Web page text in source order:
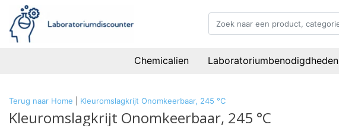
Chemicalien Laboratoriumbenodigdheden
Terug naar Home Kleuromslagkrijt Onomkeerbaar, 245 °C
Kleuromslagkrijt Onomkeerbaar, 245 °C